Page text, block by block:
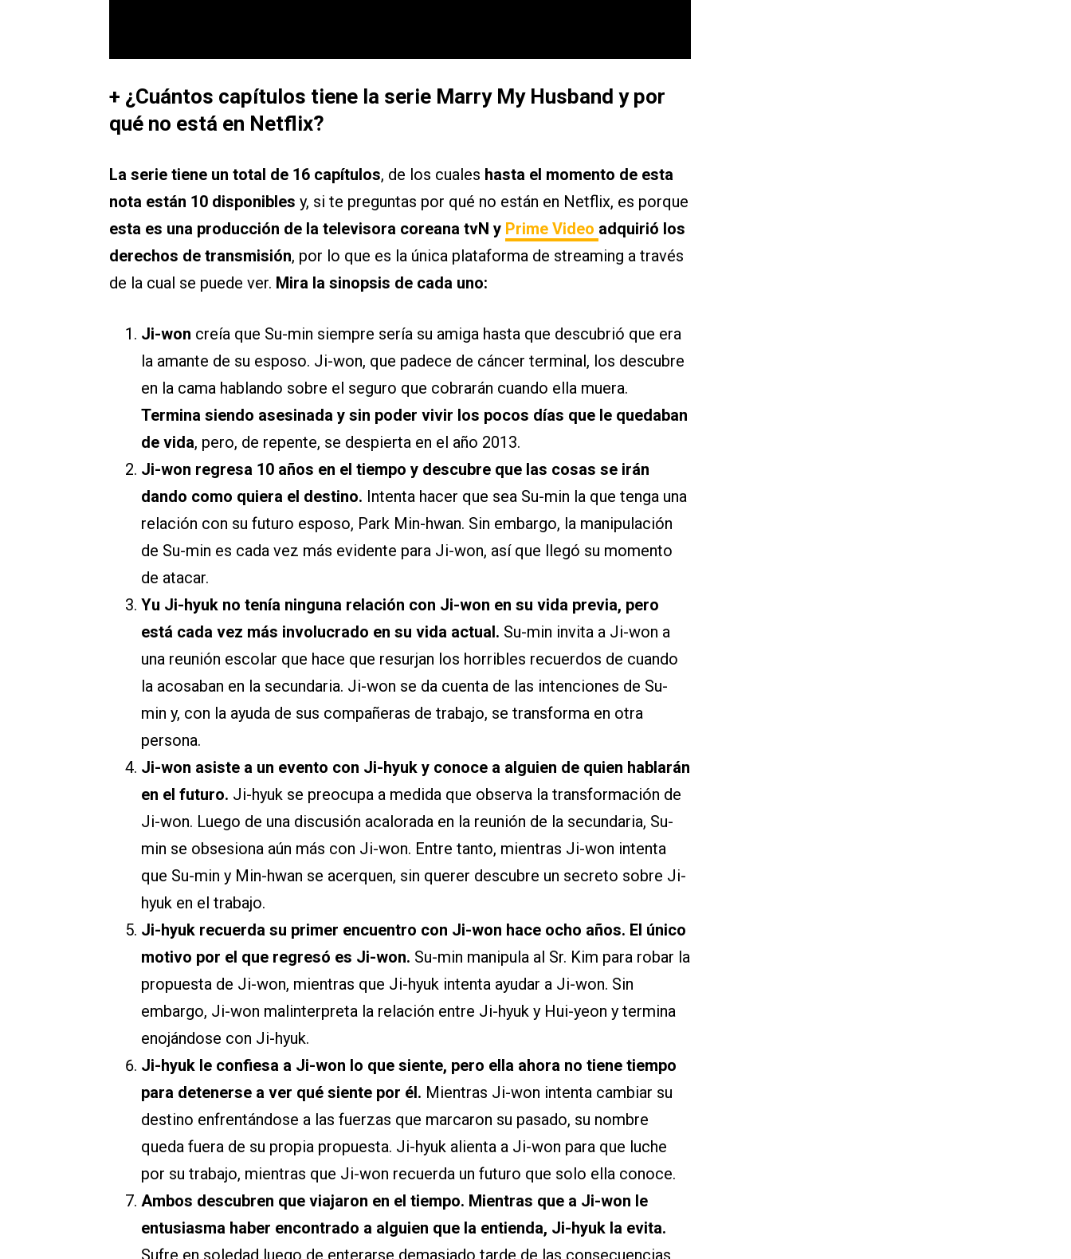
+ ¿Cuántos capítulos tiene la serie Marry My Husband y por
qué no está en Netflix?
La serie tiene un total de 16 capítulos, de los cuales hasta el momento de esta
nota están 10 disponibles y, si te preguntas por qué no están en Netflix, es porque
esta es una producción de la televisora coreana tvN y Prime Video adquirió los
derechos de transmisión, por lo que es la única plataforma de streaming a través
de la cual se puede ver. Mira la sinopsis de cada uno:
Ji-won creía que Su-min siempre sería su amiga hasta que descubrió que era
la amante de su esposo. Ji-won, que padece de cáncer terminal, los descubre
en la cama hablando sobre el seguro que cobrarán cuando ella muera.
Termina siendo asesinada y sin poder vivir los pocos días que le quedaban
de vida, pero, de repente, se despierta en el año 2013.
Ji-won regresa 10 años en el tiempo y descubre que las cosas se irán
dando como quiera el destino. Intenta hacer que sea Su-min la que tenga una
relación con su futuro esposo, Park Min-hwan. Sin embargo, la manipulación
de Su-min es cada vez más evidente para Ji-won, así que llegó su momento
de atacar.
Yu Ji-hyuk no tenía ninguna relación con Ji-won en su vida previa, pero
está cada vez más involucrado en su vida actual. Su-min invita a Ji-won a
una reunión escolar que hace que resurjan los horribles recuerdos de cuando
la acosaban en la secundaria. Ji-won se da cuenta de las intenciones de Su-
min y, con la ayuda de sus compañeras de trabajo, se transforma en otra
persona.
Ji-won asiste a un evento con Ji-hyuk y conoce a alguien de quien hablarán
en el futuro. Ji-hyuk se preocupa a medida que observa la transformación de
Ji-won. Luego de una discusión acalorada en la reunión de la secundaria, Su-
min se obsesiona aún más con Ji-won. Entre tanto, mientras Ji-won intenta
que Su-min y Min-hwan se acerquen, sin querer descubre un secreto sobre Ji-
hyuk en el trabajo.
Ji-hyuk recuerda su primer encuentro con Ji-won hace ocho años. El único
motivo por el que regresó es Ji-won. Su-min manipula al Sr. Kim para robar la
propuesta de Ji-won, mientras que Ji-hyuk intenta ayudar a Ji-won. Sin
embargo, Ji-won malinterpreta la relación entre Ji-hyuk y Hui-yeon y termina
enojándose con Ji-hyuk.
Ji-hyuk le confiesa a Ji-won lo que siente, pero ella ahora no tiene tiempo
para detenerse a ver qué siente por él. Mientras Ji-won intenta cambiar su
destino enfrentándose a las fuerzas que marcaron su pasado, su nombre
queda fuera de su propia propuesta. Ji-hyuk alienta a Ji-won para que luche
por su trabajo, mientras que Ji-won recuerda un futuro que solo ella conoce.
Ambos descubren que viajaron en el tiempo. Mientras que a Ji-won le
entusiasma haber encontrado a alguien que la entienda, Ji-hyuk la evita.